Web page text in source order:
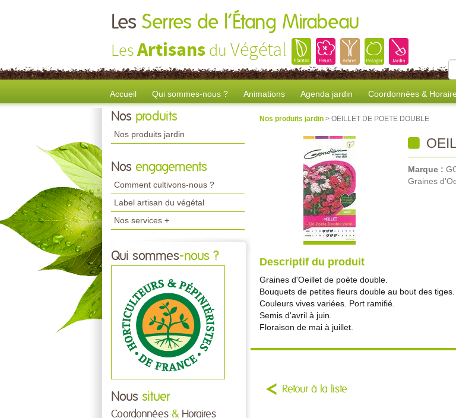
Les Serres de l’Étang Mirabeau
LesArtisans du Végétal
Accueil Qui sommes-nous ? Animations Agenda jardin Coordonnées &
Nos produits
Nos produits jardin
Nos engagements
Comment cultivons-nous ?
Label artisan du végétal
Nos services +
Qui sommes-nous ?
Nous situer
Coordonnées & Horaires
Nos produits jardin > OEILLET DE POETE DOUBLE
Marque :
Graines
Descriptif du produit
Graines d'Oeillet de poète double.
Bouquets de petites fleurs double au bout des tiges.
Couleurs vives variées. Port ramifié.
Semis d'avril à juin.
Floraison de mai à juillet.
Retour à la liste